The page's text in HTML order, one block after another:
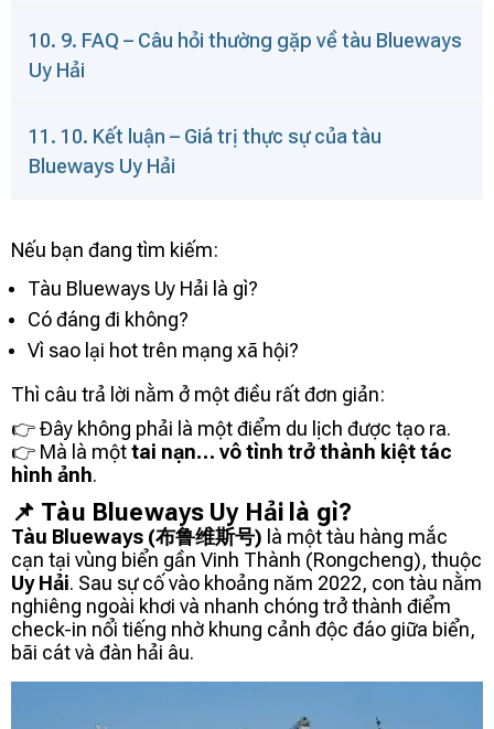
10. 9. FAQ – Câu hỏi thường gặp về tàu Blueways
Uy Hải
11. 10. Kết luận – Giá trị thực sự của tàu
Blueways Uy Hải
Nếu bạn đang tìm kiếm:
Tàu Blueways Uy Hải là gì?
Có đáng đi không?
Vì sao lại hot trên mạng xã hội?
Thì câu trả lời nằm ở một điều rất đơn giản:
👉 Đây không phải là một điểm du lịch được tạo ra.
👉 Mà là mộttai nạn… vô tình trở thành kiệt tác
hình ảnh.
📌 Tàu Blueways Uy Hải là gì?
Tàu Blueways (布鲁维斯号) là một tàu hàng mắc
cạn tại vùng biển gần Vinh Thành (Rongcheng), thuộc
Uy Hải. Sau sự cố vào khoảng năm 2022, con tàu nằm
nghiêng ngoài khơi và nhanh chóng trở thành điểm
check-in nổi tiếng nhờ khung cảnh độc đáo giữa biển,
bãi cát và đàn hải âu.